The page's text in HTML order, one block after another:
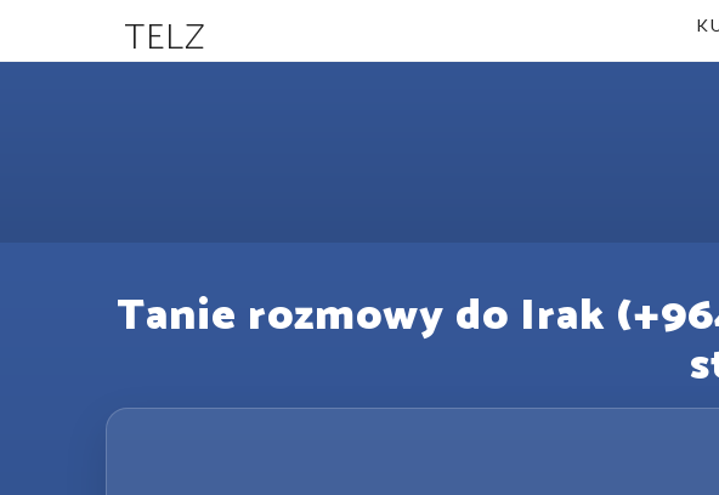
TELZ
Tanie rozmowy do Irak